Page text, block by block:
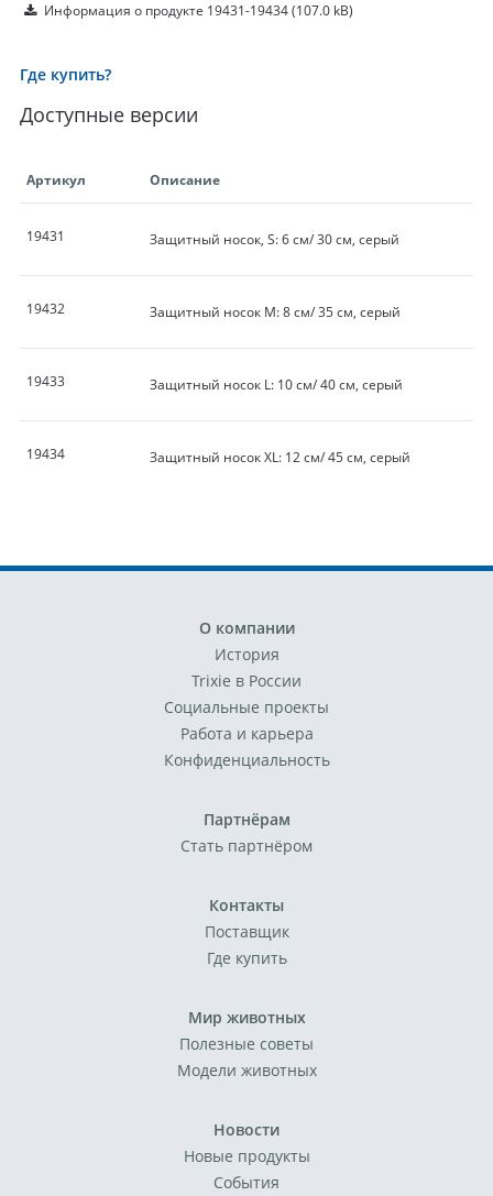
Информация о продукте 19431-19434(107.0 kB)
Где купить?
Доступные версии
Артикул Описание
19431 Защитный носок, S: 6 см/ 30 см, серый
19432 Защитный носок M: 8 см/ 35 см, серый
19433 Защитный носок L: 10 см/ 40 см, серый
19434 Защитный носок XL: 12 см/ 45 см, серый
О компании
История
Trixie в России
Социальные проекты
Работа и карьера
Конфиденциальность
Партнёрам
Стать партнёром
Контакты
Поставщик
Где купить
Мир животных
Полезные советы
Модели животных
Новости
Новые продукты
События